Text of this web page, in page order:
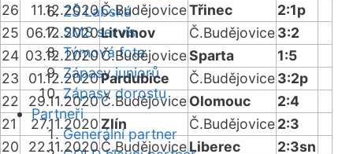
ZŠ Labská
SMS servis
Týmová fota
Zápasy juniorů
Zápasy dorostu
Partneři
Generální partner
26
11.12.2020Č.BudějoviceTřinec
2:1p
25 06.12.2020Litvínov Č.Budějovice3:2
24 03.12.2020Č.BudějoviceSparta
1:5
23
01.12.2020Pardubice Č.Budějovice3:2p
22
29.11.2020Č.BudějoviceOlomouc
2:4
21
27.11.2020 Zlín Č.Budějovice2:3
20
22.11.2020Č.BudějoviceLiberec
2:3sn